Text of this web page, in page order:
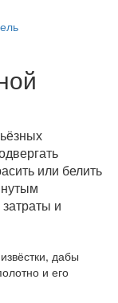
или белить
и
дабы
и его